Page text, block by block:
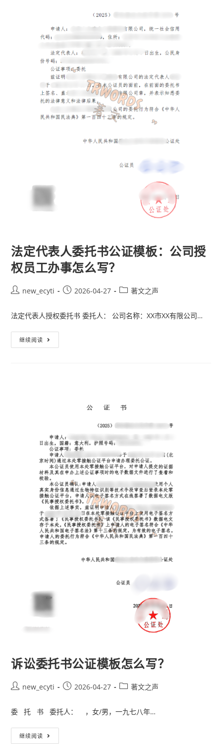
法定代表人委托书公证模板：公司授
权员工办事怎么写？
new_ecyti 2026-04-27 著文之声
法定代表人授权委托书 委托人： 公司名称：XX市XX有限公司…
继续阅读
诉讼委托书公证模板怎么写？
new_ecyti 2026-04-27 著文之声
委 托 书 委托人： ，女/男，一九七八年…
继续阅读